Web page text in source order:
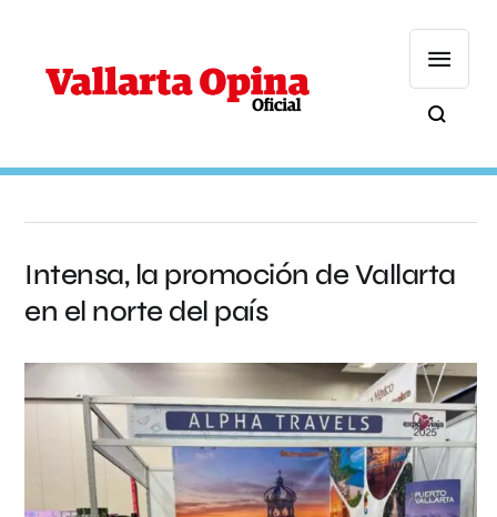
Intensa, la promoción de Vallarta
en el norte del país